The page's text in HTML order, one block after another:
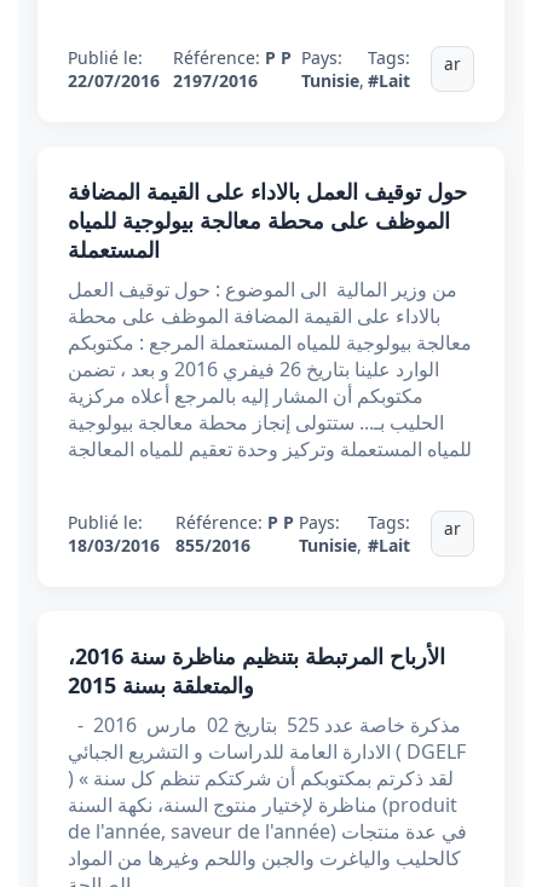
Publié le:
22/07/2016
Référence: P P
2197/2016
Pays:
Tunisie,
Tags:
#Lait
ar
حول توقيف العمل بالاداء على القيمة المضافة
الموظف على محطة معالجة بيولوجية للمياه
المستعملة
من وزير المالية الى الموضوع : حول توقيف العمل
بالاداء على القيمة المضافة الموظف على محطة
معالجة بيولوجية للمياه المستعملة المرجع : مكتوبكم
الوارد علينا بتاريخ 26 فيفري 2016 و بعد ، تضمن
مكتوبكم أن المشار إليه بالمرجع أعلاه مركزية
الحليب بـ... ستتولى إنجاز محطة معالجة بيولوجية
للمياه المستعملة وتركيز وحدة تعقيم للمياه المعالجة
Publié le:
18/03/2016
Référence: P P
855/2016
Pays:
Tunisie,
Tags:
#Lait
ar
الأرباح المرتبطة بتنظيم مناظرة سنة 2016،
والمتعلقة بسنة 2015
الادارة العامة للدراسات و التشريع الجبائي ( DGELF
) « لقد ذكرتم بمكتوبكم أن شركتكم تنظم كل سنة
مناظرة لإختيار منتوج السنة، نكهة السنة (produit
de l'année, saveur de l'année) في عدة منتجات
كالحليب والياغرت والجبن واللحم وغيرها من المواد